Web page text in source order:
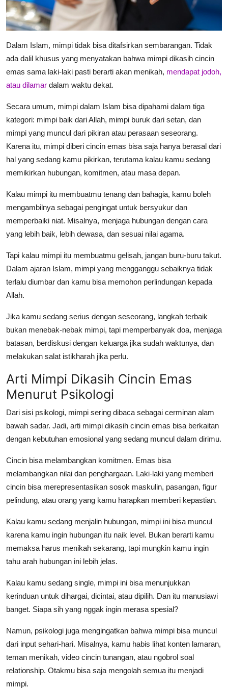
Dalam Islam, mimpi tidak bisa ditafsirkan sembarangan. Tidak
ada dalil khusus yang menyatakan bahwa mimpi dikasih cincin
emas sama laki-laki pasti berarti akan menikah, mendapat jodoh,
atau dilamar dalam waktu dekat.
Secara umum, mimpi dalam Islam bisa dipahami dalam tiga
kategori: mimpi baik dari Allah, mimpi buruk dari setan, dan
mimpi yang muncul dari pikiran atau perasaan seseorang.
Karena itu, mimpi diberi cincin emas bisa saja hanya berasal dari
hal yang sedang kamu pikirkan, terutama kalau kamu sedang
memikirkan hubungan, komitmen, atau masa depan.
Kalau mimpi itu membuatmu tenang dan bahagia, kamu boleh
mengambilnya sebagai pengingat untuk bersyukur dan
memperbaiki niat. Misalnya, menjaga hubungan dengan cara
yang lebih baik, lebih dewasa, dan sesuai nilai agama.
Tapi kalau mimpi itu membuatmu gelisah, jangan buru-buru takut.
Dalam ajaran Islam, mimpi yang mengganggu sebaiknya tidak
terlalu diumbar dan kamu bisa memohon perlindungan kepada
Allah.
Jika kamu sedang serius dengan seseorang, langkah terbaik
bukan menebak-nebak mimpi, tapi memperbanyak doa, menjaga
batasan, berdiskusi dengan keluarga jika sudah waktunya, dan
melakukan salat istikharah jika perlu.
Arti Mimpi Dikasih Cincin Emas
Menurut Psikologi
Dari sisi psikologi, mimpi sering dibaca sebagai cerminan alam
bawah sadar. Jadi, arti mimpi dikasih cincin emas bisa berkaitan
dengan kebutuhan emosional yang sedang muncul dalam dirimu.
Cincin bisa melambangkan komitmen. Emas bisa
melambangkan nilai dan penghargaan. Laki-laki yang memberi
cincin bisa merepresentasikan sosok maskulin, pasangan, figur
pelindung, atau orang yang kamu harapkan memberi kepastian.
Kalau kamu sedang menjalin hubungan, mimpi ini bisa muncul
karena kamu ingin hubungan itu naik level. Bukan berarti kamu
memaksa harus menikah sekarang, tapi mungkin kamu ingin
tahu arah hubungan ini lebih jelas.
Kalau kamu sedang single, mimpi ini bisa menunjukkan
kerinduan untuk dihargai, dicintai, atau dipilih. Dan itu manusiawi
banget. Siapa sih yang nggak ingin merasa spesial?
Namun, psikologi juga mengingatkan bahwa mimpi bisa muncul
dari input sehari-hari. Misalnya, kamu habis lihat konten lamaran,
teman menikah, video cincin tunangan, atau ngobrol soal
relationship. Otakmu bisa saja mengolah semua itu menjadi
mimpi.